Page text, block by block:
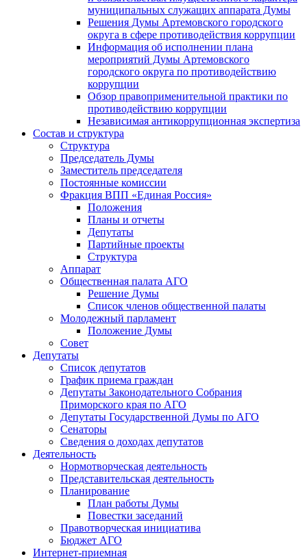
муниципальных служащих аппарата Думы
Решения Думы Артемовского городского
округа в сфере противодействия коррупции
Информация об исполнении плана
мероприятий Думы Артемовского
городского округа по противодействию
коррупции
Обзор правоприменительной практики по
противодействию коррупции
Независимая антикоррупционная экспертиза
Состав и структура
Структура
Председатель Думы
Заместитель председателя
Постоянные комиссии
Фракция ВПП «Единая Россия»
Положения
Планы и отчеты
Депутаты
Партийные проекты
Структура
Аппарат
Общественная палата АГО
Решение Думы
Список членов общественной палаты
Молодежный парламент
Положение Думы
Совет
Депутаты
Список депутатов
График приема граждан
Депутаты Законодательного Собрания
Приморского края по АГО
Депутаты Государственной Думы по АГО
Сенаторы
Сведения о доходах депутатов
Деятельность
Нормотворческая деятельность
Представительская деятельность
Планирование
План работы Думы
Повестки заседаний
Правотворческая инициатива
Бюджет АГО
Интернет-приемная